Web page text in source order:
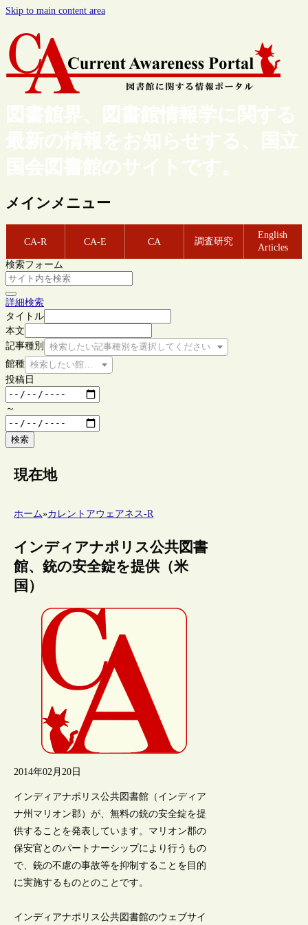
Skip to main content area
図書館界、図書館情報学に関する
最新の情報をお知らせする、国立
国会図書館のサイトです。
メインメニュー
CA-R CA-E CA 調査研究
English
Articles
検索フォーム
詳細検索
タイトル
本文
記事種別
検索したい記事種別を選択してください
館種 検索したい館種を選択してください
投稿日
～
検索
現在地
ホーム»カレントアウェアネス-R
インディアナポリス公共図書
館、銃の安全錠を提供（米
国）
2014年02月20日
インディアナポリス公共図書館（インディア
ナ州マリオン郡）が、無料の銃の安全錠を提
供することを発表しています。マリオン郡の
保安官とのパートナーシップにより行うもの
で、銃の不慮の事故等を抑制することを目的
に実施するものとのことです。
インディアナポリス公共図書館のウェブサイ